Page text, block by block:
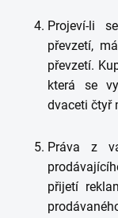
Projeví-li
převzetí,
převzetí.
která se
dvaceti čtyř
Práva z
přijetí